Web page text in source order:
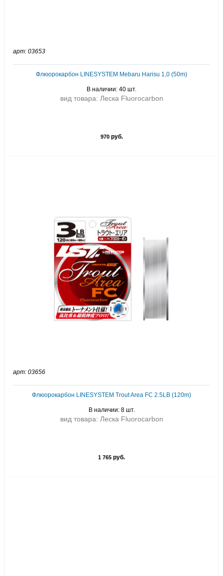
арт: 03653
Флюорокарбон LINESYSTEM Mebaru Harisu 1,0 (50m)
В наличии: 40 шт.
вид товара: Леска Fluorocarbon
970руб.
арт: 03656
Флюорокарбон LINESYSTEM Trout Area FC 2.5LB (120m)
В наличии: 8 шт.
вид товара: Леска Fluorocarbon
1 765 руб.